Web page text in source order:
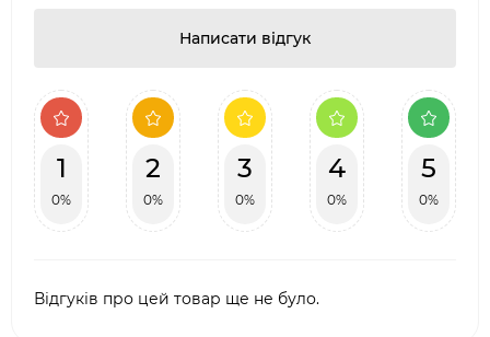
Написати відгук
1
0%
2
0%
3
0%
4
0%
5
0%
Відгуків про цей товар ще не було.